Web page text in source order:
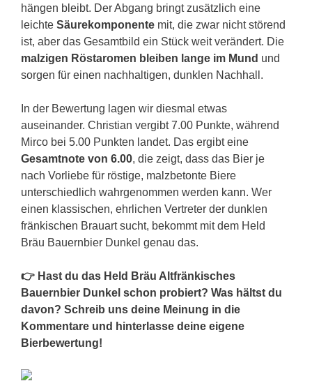
hängen bleibt. Der Abgang bringt zusätzlich eine
leichte Säurekomponente mit, die zwar nicht störend
ist, aber das Gesamtbild ein Stück weit verändert. Die
malzigen Röstaromen bleiben lange im Mund und
sorgen für einen nachhaltigen, dunklen Nachhall.
In der Bewertung lagen wir diesmal etwas
auseinander. Christian vergibt 7.00 Punkte, während
Mirco bei 5.00 Punkten landet. Das ergibt eine
Gesamtnote von 6.00, die zeigt, dass das Bier je
nach Vorliebe für röstige, malzbetonte Biere
unterschiedlich wahrgenommen werden kann. Wer
einen klassischen, ehrlichen Vertreter der dunklen
fränkischen Brauart sucht, bekommt mit dem Held
Bräu Bauernbier Dunkel genau das.
👉 Hast du das Held Bräu Altfränkisches
Bauernbier Dunkel schon probiert? Was hältst du
davon? Schreib uns deine Meinung in die
Kommentare und hinterlasse deine eigene
Bierbewertung!